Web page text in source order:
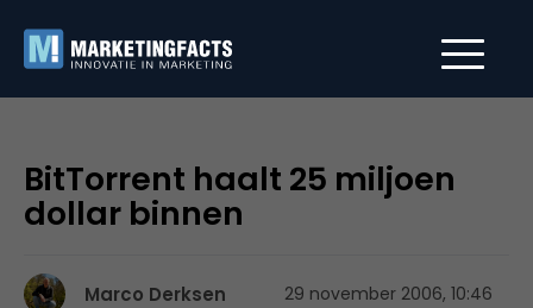
BitTorrent haalt 25 miljoen
dollar binnen
Marco Derksen 29 november 2006, 10:46